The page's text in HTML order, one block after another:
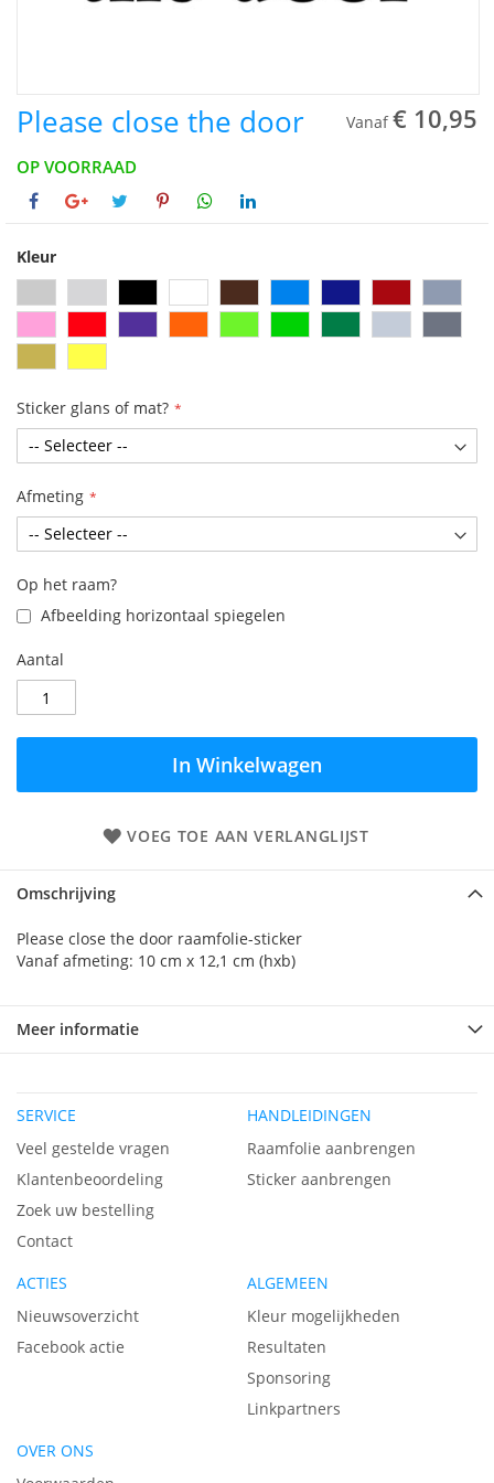
Please close the door Vanaf € 10,95
OP VOORRAAD
Kleur
Sticker glans of mat?
Afmeting
Op het raam?
Afbeelding horizontaal spiegelen
Aantal
In Winkelwagen
VOEG TOE AAN VERLANGLIJST
Omschrijving
Please close the door raamfolie-sticker
Vanaf afmeting: 10 cm x 12,1 cm (hxb)
Meer informatie
SERVICE
Veel gestelde vragen
Klantenbeoordeling
Zoek uw bestelling
Contact
HANDLEIDINGEN
Raamfolie aanbrengen
Sticker aanbrengen
ACTIES
Nieuwsoverzicht
Facebook actie
ALGEMEEN
Kleur mogelijkheden
Resultaten
Sponsoring
Linkpartners
OVER ONS